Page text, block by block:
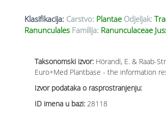
Klasifikacija: Carstvo: Plantae Odjeljak:
Ranunculales Familija: Ranunculaceae
Taksonomski izvor: Hörandl, E. & Raab-
Euro+Med Plantbase - the information
Izvor podataka o rasprostranjenju:
ID imena u bazi: 28118